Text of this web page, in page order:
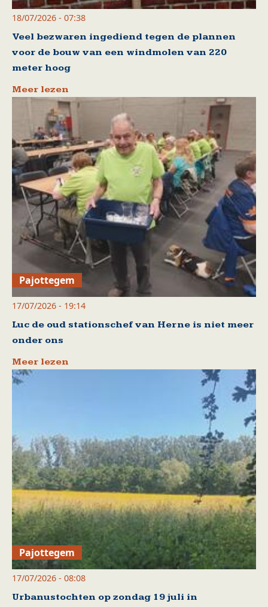
18/07/2026 - 07:38
Veel bezwaren ingediend tegen de plannen
voor de bouw van een windmolen van 220
meter hoog
Meer lezen
Pajottegem
17/07/2026 - 19:14
Luc de oud stationschef van Herne is niet meer
onder ons
Meer lezen
Pajottegem
17/07/2026 - 08:08
Urbanustochten op zondag 19 juli in